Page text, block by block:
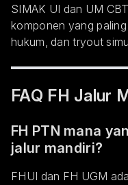
SIMAK UI dan UM
komponen yang
hukum, dan tryout
FAQ FH Jalur
FH PTN mana
jalur mandiri?
FHUI dan FH UGM